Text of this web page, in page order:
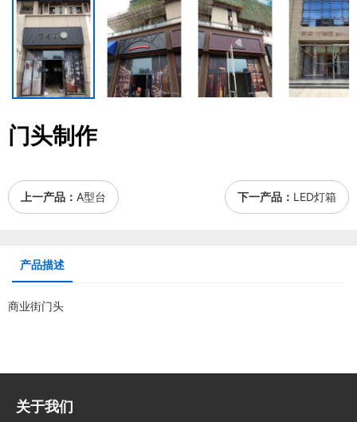
门头制作
上一产品： A型台 下一产品： LED灯箱
产品描述
商业街门头
关于我们